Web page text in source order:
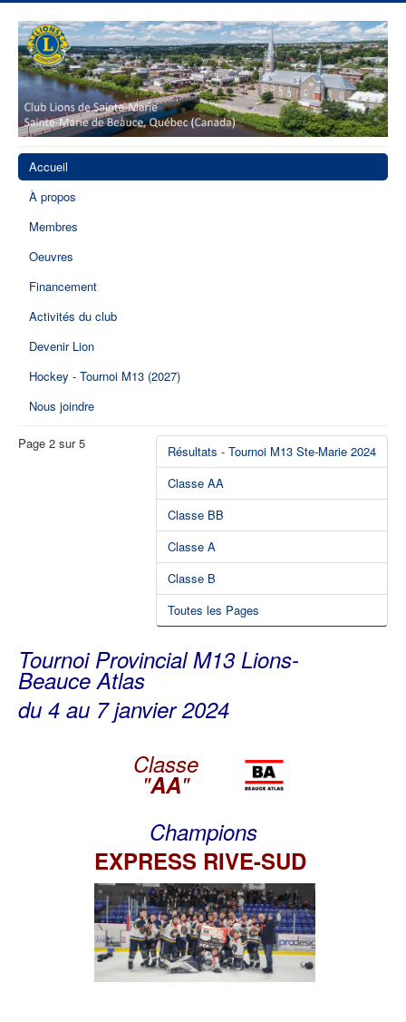
Accueil
À propos
Membres
Oeuvres
Financement
Activités du club
Devenir Lion
Hockey - Tournoi M13 (2027)
Nous joindre
Résultats - Tournoi M13 Ste-Marie 2024
Classe AA
Classe BB
Classe A
Classe B
Toutes les Pages
Page 2 sur 5
Tournoi Provincial M13 Lions-
Beauce Atlas
du 4 au 7 janvier 2024
Classe
"AA"
Champions
EXPRESS RIVE-SUD